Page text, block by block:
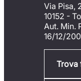
Via Pisa,
10152 -
Aut. Min.
16/12/
Trova